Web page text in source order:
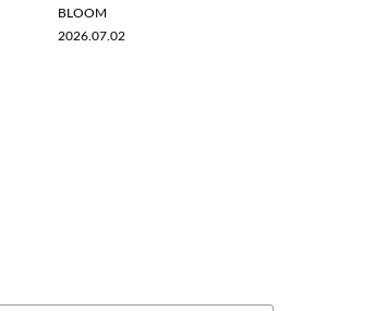
BLOOM
2026.07.02